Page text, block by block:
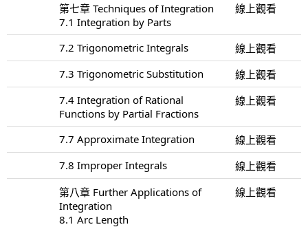
第七章 Techniques of Integration
7.1 Integration by Parts
線上觀看
7.2 Trigonometric Integrals
線上觀看
7.3 Trigonometric Substitution
線上觀看
7.4 Integration of Rational
Functions by Partial Fractions
線上觀看
7.7 Approximate Integration
線上觀看
7.8 Improper Integrals
線上觀看
第八章 Further Applications of
Integration
8.1 Arc Length
線上觀看